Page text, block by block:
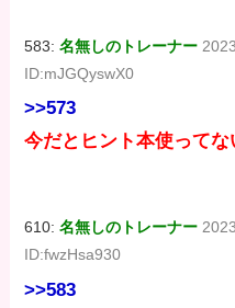
583:名無しのトレーナー
ID:mJGQyswX0
>>573
今だとヒント本使って
610:名無しのトレーナー
ID:fwzHsa930
>>583